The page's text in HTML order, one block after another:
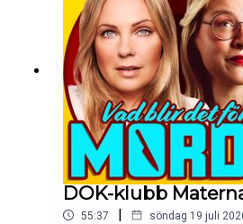
DOK-klubb
55:37 | söndag 19 juli